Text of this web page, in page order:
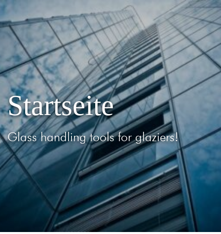
Startseite
Glass handling tools for glaziers!